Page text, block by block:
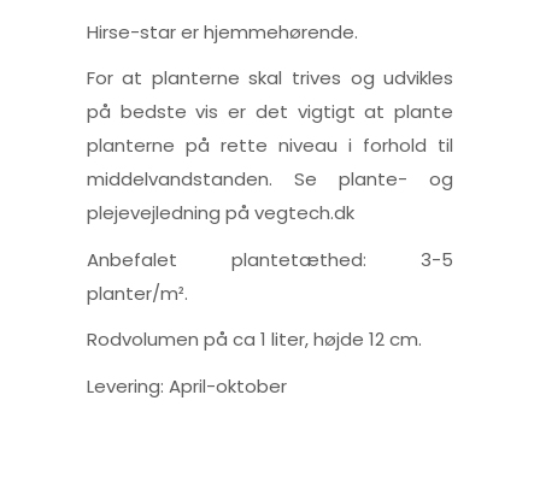
Hirse-star er hjemmehørende.
For at planterne skal trives og udvikles
på bedste vis er det vigtigt at plante
planterne på rette niveau i forhold til
middelvandstanden. Se plante- og
plejevejledning på vegtech.dk
Anbefalet plantetæthed: 3-5
planter/m².
Rodvolumen på ca 1 liter, højde 12 cm.
Levering: April-oktober